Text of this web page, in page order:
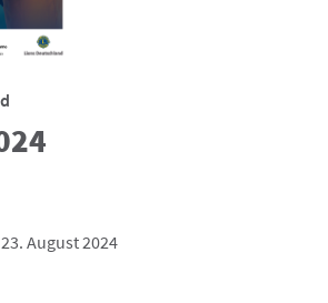
August 2024